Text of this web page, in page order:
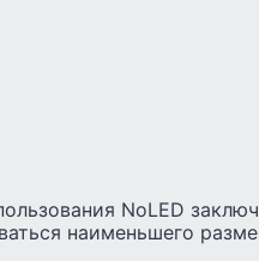
NoLED
наименьшего